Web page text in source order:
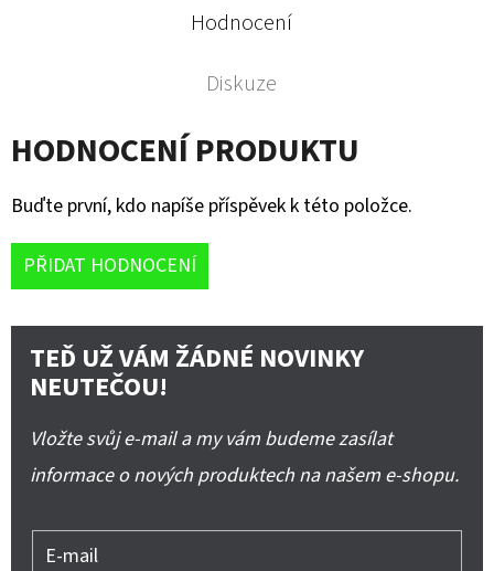
Hodnocení
Diskuze
HODNOCENÍ PRODUKTU
Buďte první, kdo napíše příspěvek k této položce.
PŘIDAT HODNOCENÍ
TEĎ UŽ VÁM ŽÁDNÉ NOVINKY
NEUTEČOU!
Vložte svůj e-mail a my vám budeme zasílat
informace o nových produktech na našem e-shopu.
E-mail